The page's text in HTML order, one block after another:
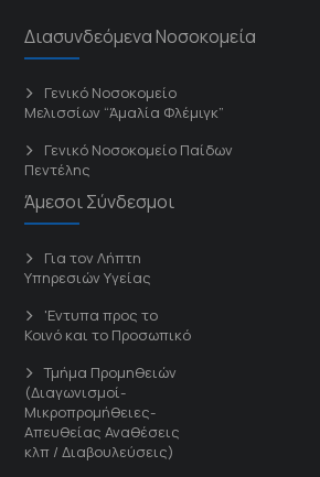
Διασυνδεόμενα Νοσοκομεία
Γενικό Νοσοκομείο
Μελισσίων “Άμαλία Φλέμιγκ”
Γενικό Νοσοκομείο Παίδων
Πεντέλης
Άμεσοι Σύνδεσμοι
Για τον Λήπτη
Υπηρεσιών Υγείας
'Εντυπα προς το
Κοινό και το Προσωπικό
Τμήμα Προμηθειών
(Διαγωνισμοί-
Μικροπρομήθειες-
Απευθείας Αναθέσεις
κλπ / Διαβουλεύσεις)